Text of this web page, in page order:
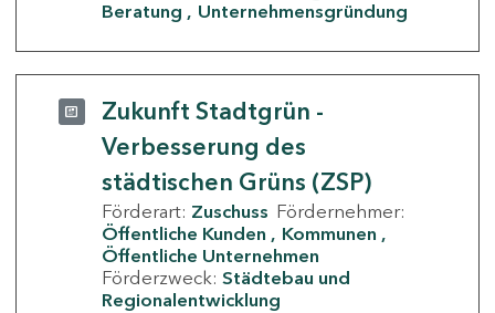
Beratung
Unternehmensgründung
Zukunft Stadtgrün -
Verbesserung des
städtischen Grüns (ZSP)
Förderart: Zuschuss Fördernehmer:
Öffentliche Kunden
Kommunen
Öffentliche Unternehmen
Förderzweck: Städtebau und
Regionalentwicklung